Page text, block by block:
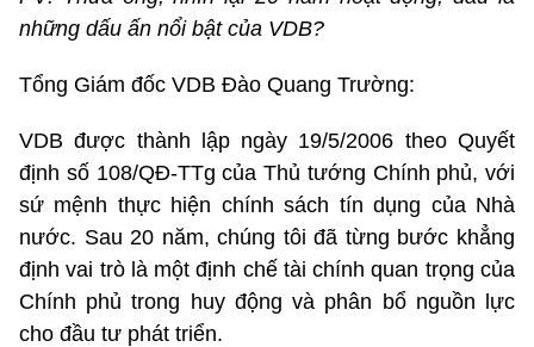
những dấu ấn nổi bật của VDB?
Tổng Giám đốc VDB Đào Quang Trường:
VDB được thành lập ngày 19/5/2006 theo Quyết
định số 108/QĐ-TTg của Thủ tướng Chính phủ, với
sứ mệnh thực hiện chính sách tín dụng của Nhà
nước. Sau 20 năm, chúng tôi đã từng bước khẳng
định vai trò là một định chế tài chính quan trọng của
Chính phủ trong huy động và phân bổ nguồn lực
cho đầu tư phát triển.